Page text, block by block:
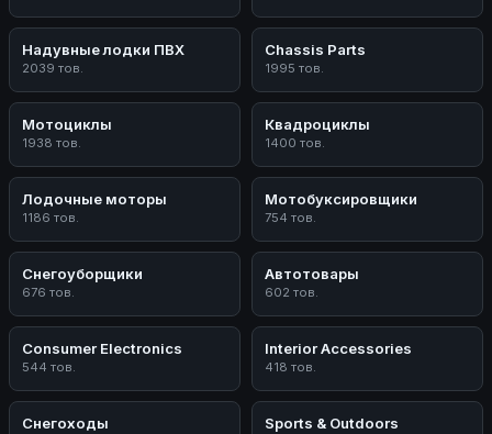
Надувные лодки ПВХ
2039 тов.
Chassis Parts
1995 тов.
Мотоциклы
1938 тов.
Квадроциклы
1400 тов.
Лодочные моторы
1186 тов.
Мотобуксировщики
754 тов.
Снегоуборщики
676 тов.
Автотовары
602 тов.
Consumer Electronics
544 тов.
Interior Accessories
418 тов.
Снегоходы Sports & Outdoors